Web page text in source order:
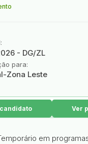
- DG/ZL
para:
Zona Leste
Ver
em